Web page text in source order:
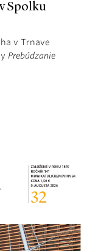
Spolku
v Trnave
Prebúdzanie